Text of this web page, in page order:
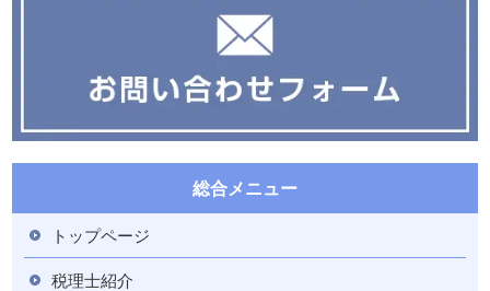
総合メニュー
トップページ
税理士紹介